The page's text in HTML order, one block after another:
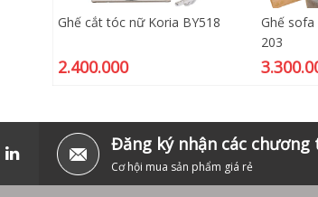
Ghế cắt tóc nữ Koria BY518
2.400.000
Ghế
203
Đăng ký nhận các
Cơ hội mua sản phẩm giá rẻ